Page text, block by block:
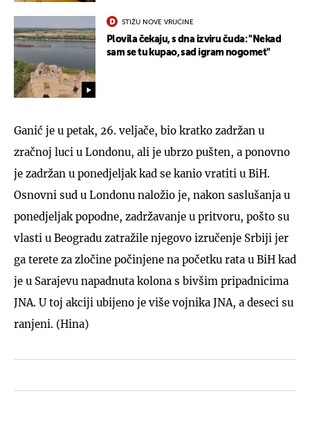
STIŽU NOVE VRUĆINE
Plovila čekaju, s dna izviru čuda: "Nekad
sam se tu kupao, sad igram nogomet"
Ganić je u petak, 26. veljače, bio kratko zadržan u
zračnoj luci u Londonu, ali je ubrzo pušten, a ponovno
je zadržan u ponedjeljak kad se kanio vratiti u BiH.
Osnovni sud u Londonu naložio je, nakon saslušanja u
ponedjeljak popodne, zadržavanje u pritvoru, pošto su
vlasti u Beogradu zatražile njegovo izručenje Srbiji jer
ga terete za zločine počinjene na početku rata u BiH kad
je u Sarajevu napadnuta kolona s bivšim pripadnicima
JNA. U toj akciji ubijeno je više vojnika JNA, a deseci su
ranjeni. (Hina)